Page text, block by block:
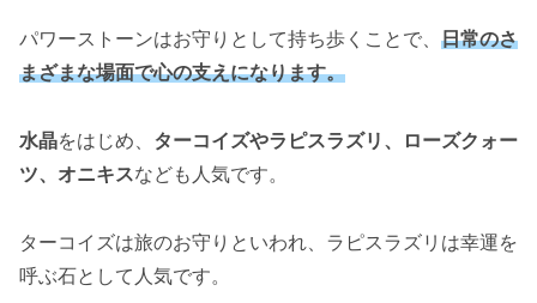
パワーストーンはお守りとして持ち歩くことで、 日常のさ
まざまな場面で心の支えになります。
水晶をはじめ、 ターコイズやラピスラズリ、ローズクォー
ツ、オニキスなども人気です。
ターコイズは旅のお守りといわれ、ラピスラズリは幸運を
呼ぶ石として人気です。